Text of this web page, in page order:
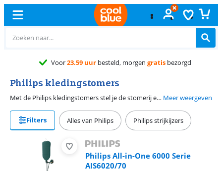
Voor23.59 uurbesteld, morgengratisbezorgd
Philips kledingstomers
Met de Philips kledingstomers stel je de stomerij een keertje uit. De kledingstomers met standaard zorgen voor een professioneel resultaat, waarbij je kwetsbare kleding in een handomdraai weer kreukvrij stoomt of gewoon even opfrist. De handstomers zijn geschikt voor de snelle stoomklus. Of neem de handstomer mee op vakantie, dankzij het compacte formaat past hij gemakkelijk in jouw koffer. Alle kledingstomers van Philips gebruik je zonder risico op beschadiging van de stof. Handig, want juist kwetsbare kleding komt vaak met het moeilijkste wasvoorschrift. Meer weergeven
Filters Alles van Philips Philips strijkijzers
Philips All-in-One 6000 Serie
AIS6020/70